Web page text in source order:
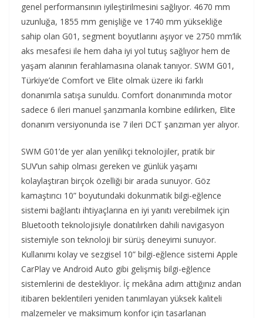
genel performansının iyileştirilmesini sağlıyor. 4670 mm
uzunluğa, 1855 mm genişliğe ve 1740 mm yüksekliğe
sahip olan G01, segment boyutlarını aşıyor ve 2750 mm’lik
aks mesafesi ile hem daha iyi yol tutuş sağlıyor hem de
yaşam alanının ferahlamasına olanak tanıyor. SWM G01,
Türkiye’de Comfort ve Elite olmak üzere iki farklı
donanımla satışa sunuldu. Comfort donanımında motor
sadece 6 ileri manuel şanzımanla kombine edilirken, Elite
donanım versiyonunda ise 7 ileri DCT şanzıman yer alıyor.
SWM G01’de yer alan yenilikçi teknolojiler, pratik bir
SUV’un sahip olması gereken ve günlük yaşamı
kolaylaştıran birçok özelliği bir arada sunuyor. Göz
kamaştırıcı 10” boyutundaki dokunmatik bilgi-eğlence
sistemi bağlantı ihtiyaçlarına en iyi yanıtı verebilmek için
Bluetooth teknolojisiyle donatılırken dahili navigasyon
sistemiyle son teknoloji bir sürüş deneyimi sunuyor.
Kullanımı kolay ve sezgisel 10” bilgi-eğlence sistemi Apple
CarPlay ve Android Auto gibi gelişmiş bilgi-eğlence
sistemlerini de destekliyor. İç mekâna adım attığınız andan
itibaren beklentileri yeniden tanımlayan yüksek kaliteli
malzemeler ve maksimum konfor için tasarlanan